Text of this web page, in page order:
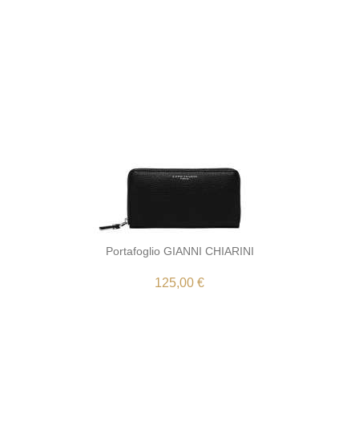
Portafoglio GIANNI CHIARINI
125,00 €